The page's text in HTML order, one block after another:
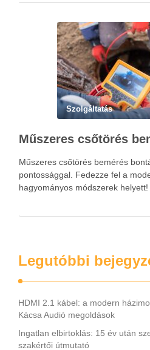
Szolgáltatás
Műszeres csőtörés bemérés
pontossággal. Fedezze fel a
hagyományos módszerek helyett!
Legutóbbi
HDMI 2.1 kábel: a modern
Kácsa Audió megoldások
Ingatlan elbirtoklás: 15 év után
szakértői útmutató